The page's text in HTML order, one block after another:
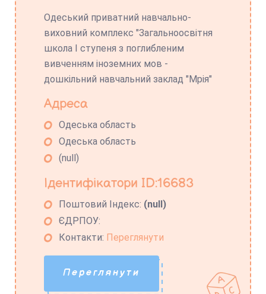
Одеський приватний навчально-
виховний комплекс "Загальноосвітня
школа І ступеня з поглибленим
вивченням іноземних мов -
дошкільний навчальний заклад "Мрія"
Адреса
Одеська область
Одеська область
(null)
Ідентифікатори ID:16683
Поштовий Індекс: (null)
ЄДРПОУ:
Контакти: Переглянути
Переглянути